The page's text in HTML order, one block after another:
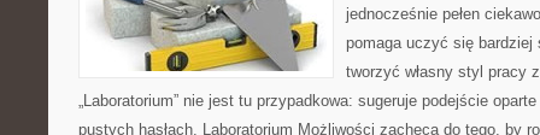
jednocześnie pełen
pomaga uczyć się bardziej
tworzyć własny styl pracy
„Laboratorium” nie jest tu przypadkowa: sugeruje podejście
pustych hasłach. Laboratorium Możliwości zachęca do tego, by